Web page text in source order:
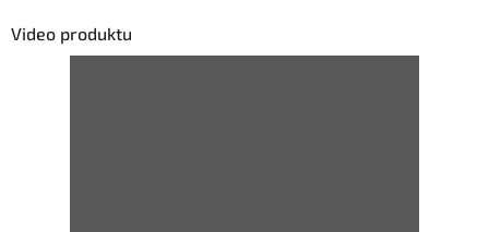
Video produktu